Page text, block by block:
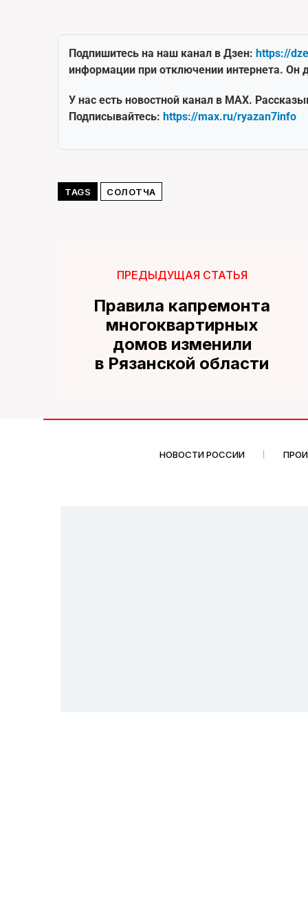
Подпишитесь на наш канал в Дзен: https://
информации при отключении интернета. Он
У нас есть новостной канал в MAX.
Подписывайтесь: https://max.ru/ryazan7info
TAGS СОЛОТЧА
ПРЕДЫДУЩАЯ СТАТЬЯ
Правила капремонта
многоквартирных
домов изменили
в Рязанской области
НОВОСТИ РОССИИ